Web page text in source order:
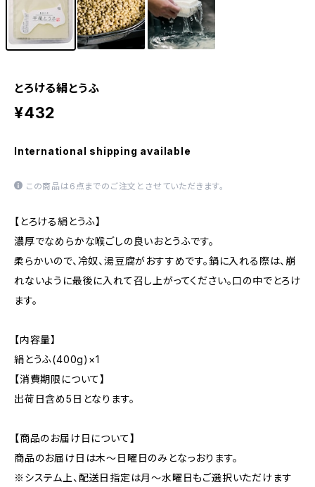
とろける絹とうふ
¥432
International shipping available
この商品は6点までのご注文とさせていただきます。
【とろける絹とうふ】
濃厚でなめらかな喉ごしの良いおとうふです。
柔らかいので、冷奴、湯豆腐がおすすめです。鍋に入れる際は、崩
れないように最後に入れて召し上がってください。口の中でとろけ
ます。
【内容量】
絹とうふ(400g)×1
【消費期限について】
出荷日含め5日となります。
【商品のお届け日について】
商品のお届け日は木〜日曜日のみとなっおります。
※システム上、配送日指定は月〜水曜日もご選択いただけます